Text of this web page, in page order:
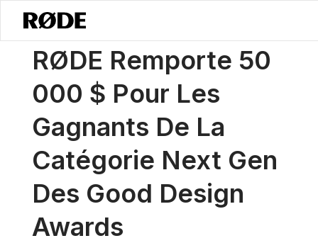
Nouvelles / RØDE Attribue 50 000 $ Aux Gagnants De La Catégorie
RØDE Remporte 50
000 $ Pour Les
Gagnants De La
Catégorie Next Gen
Des Good Design
Awards